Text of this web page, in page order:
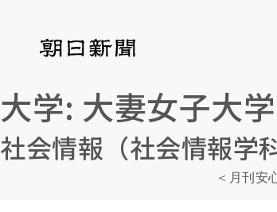
大学: 大妻女子大学
社会情報（社会情報学
＜月刊安